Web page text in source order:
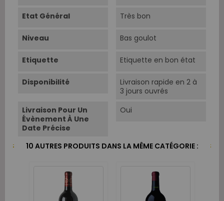
Etat Général Très bon
Niveau Bas goulot
Etiquette Etiquette en bon état
Disponibilité
Livraison rapide en 2 à
3 jours ouvrés
Livraison Pour Un
Évènement À Une
Date Précise
Oui
10 AUTRES PRODUITS DANS LA MÊME CATÉGORIE :